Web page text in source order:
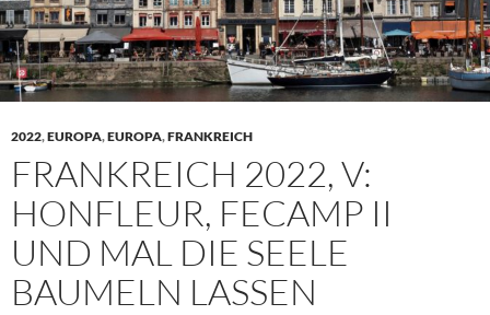
2022,EUROPA,EUROPA,FRANKREICH
FRANKREICH 2022, V:
HONFLEUR, FECAMP II
UND MAL DIE SEELE
BAUMELN LASSEN